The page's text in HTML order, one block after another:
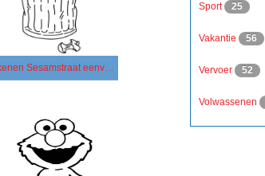
Tekenen Sesamstraat eenvoudig
Sport 25
Vakantie 56
Vervoer 52
Volwassenen